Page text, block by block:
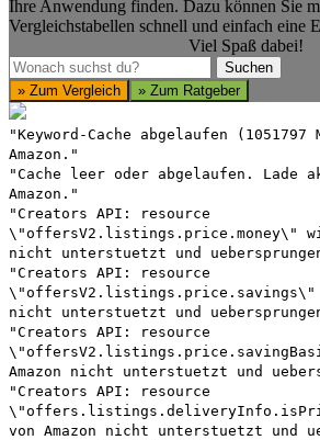
Ihre Anwendung finden. Dazu können Sie
Vergleichstabellen schnell und einfach eine
Viel Spaß dabei!
Suchen
Suchen
» Zum Vergleich
» Zum Ratgeber
"Keyword-Cache abgelaufen
Amazon."
"Cache leer oder abgelaufen. Lade
Amazon."
"Creators API: resource
\"offersV2.listings.price.money\"
nicht unterstuetzt und
"Creators API: resource
\"offersV2.listings.price.savings\"
nicht unterstuetzt und
"Creators API: resource
Amazon nicht unterstuetzt und
"Creators API: resource
von Amazon nicht unterstuetzt und